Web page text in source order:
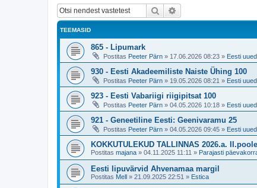
Otsi
TEEMASID
865 - Lipumark
Postitas Peeter Pärn » 17.06.2026 08:23 » Eesti
930 - Eesti Akadeemiliste Naiste Ühing 100
Postitas Peeter Pärn » 19.05.2026 08:21 » Eesti
923 - Eesti Vabariigi riigipitsat 100
Postitas Peeter Pärn » 04.05.2026 10:18 » Eesti
921 - Geneetiline Eesti: Geenivaramu 25
Postitas Peeter Pärn » 04.05.2026 09:45 » Eesti
KOKKUTULEKUD TALLINNAS 2026.a. II.poolel
Postitas majana » 04.11.2025 11:11 » Parajasti
Eesti lipuvärvid Ahvenamaa margil
Postitas Mell » 21.09.2025 22:51 » Estica